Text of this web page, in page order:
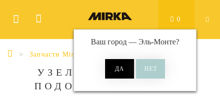
Ваш город — Эль-Монте?
0
Запчасти Mirka
УЗЕЛ МИНИ-ОПОРЫ
ПОДОШВЫ. MPC0018